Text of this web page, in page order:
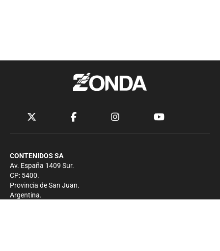
CONTENIDOS SA
Av. España 1409 Sur.
CP: 5400.
Provincia de San Juan.
Argentina.